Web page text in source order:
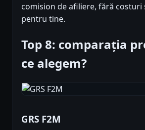
comision de afiliere, fără
pentru tine.
Top 8: comparația
ce alegem?
GRS F2M